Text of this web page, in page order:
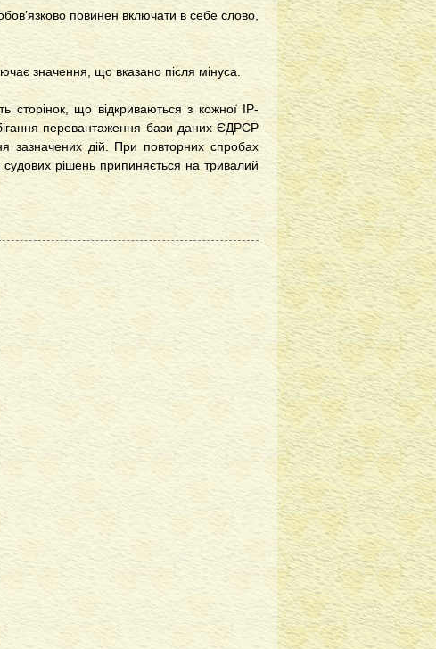
повинен включати в себе слово,
значення, що вказано після мінуса.
сторінок, що відкриваються з кожної IP-
перевантаження бази даних ЄДРСР
зазначених дій. При повторних спробах
рішень припиняється на тривалий